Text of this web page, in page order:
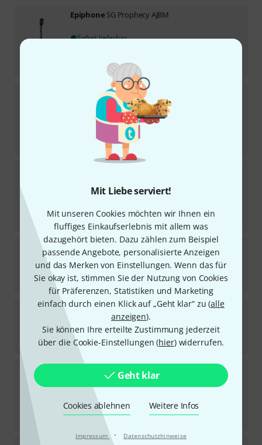
Mit Liebe serviert!
Mit unseren Cookies möchten wir Ihnen ein
fluffiges Einkaufserlebnis mit allem was
dazugehört bieten. Dazu zählen zum Beispiel
passende Angebote, personalisierte Anzeigen
und das Merken von Einstellungen. Wenn das für
Sie okay ist, stimmen Sie der Nutzung von Cookies
für Präferenzen, Statistiken und Marketing
einfach durch einen Klick auf „Geht klar“ zu (alle
anzeigen).
Sie können Ihre erteilte Zustimmung jederzeit
über die Cookie-Einstellungen (hier) widerrufen.
Geht klar
Cookies ablehnen Weitere Infos
Impressum · Datenschutzhinweise
Epiphone SG Prophecy AJBM
Sofort lieferbar
UVP:1.149 €
DAngelicoPremier DC Dark Iced Tea Burst
Sofort lieferbar
UVP:899 €
In 1–2 Wochen lieferbar
UVP:1.259 €
-13%
Yamaha Revstar RSS02T Sonic Blue
Sofort lieferbar
799 €
Yamaha Revstar RSS02T Fired Red
1
Sofort lieferbar
799 €
1
Sofort lieferbar
777€
UVP:959 €
-19%